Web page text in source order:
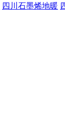
四川石墨烯地暖